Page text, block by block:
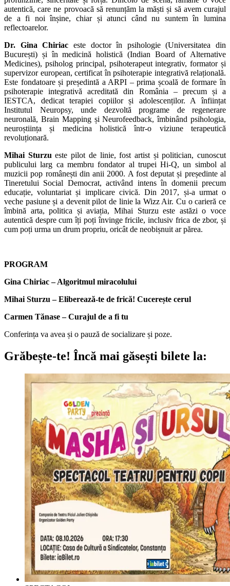
autentică, care ne provoacă să renunțăm la măști și să avem curajul
de a fi noi înșine, chiar și atunci când nu suntem în lumina
reflectoarelor.
Dr. Gina Chiriac este doctor în psihologie (Universitatea din
București) și în medicină holistică (Indian Board of Alternative
Medicines), psiholog principal, psihoterapeut integrativ, formator și
supervizor european, certificat în psihoterapie integrativă relațională.
Este fondatoare și președintă a ARPI – prima școală de formare în
psihoterapie integrativă acreditată din România – precum și a
IESTCA, dedicat terapiei copiilor și adolescenților. A înființat
Institutul Neuropsy, unde dezvoltă programe de regenerare
neuronală, Brain Mapping și Neurofeedback, îmbinând psihologia,
neuroștiința și medicina holistică într-o viziune terapeutică
revoluționară.
Mihai Sturzu este pilot de linie, fost artist și politician, cunoscut
publicului larg ca membru fondator al trupei Hi-Q, un simbol al
muzicii pop românești din anii 2000. A fost deputat și președinte al
Tineretului Social Democrat, activând intens în domenii precum
educație, voluntariat și implicare civică. Din 2017, și-a urmat o
veche pasiune și a devenit pilot de linie la Wizz Air. Cu o carieră ce
îmbină arta, politica și aviația, Mihai Sturzu este astăzi o voce
autentică despre cum îți poți învinge fricile, inclusiv frica de zbor, și
cum poți urma un drum propriu, oricât de neobișnuit ar părea.
PROGRAM
Gina Chiriac – Algoritmul miracolului
Mihai Sturzu – Eliberează-te de frică! Cucerește cerul
Carmen Tănase – Curajul de a fi tu
Conferința va avea și o pauză de socializare și poze.
Grăbește-te! Încă mai găsești bilete la: